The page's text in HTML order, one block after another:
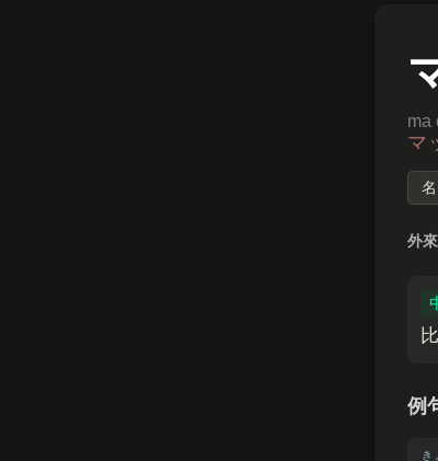
ma
マ
名
外
例
き